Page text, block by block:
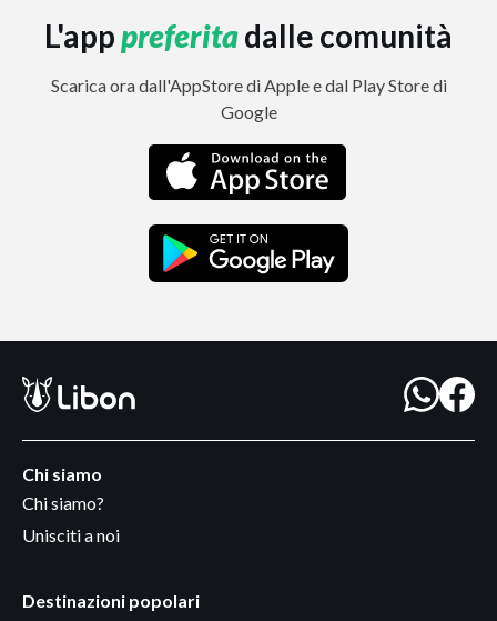
L'apppreferitadalle comunità
Scarica ora dall'AppStore di Apple e dal Play Store di
Google
Chi siamo
Chi siamo?
Unisciti a noi
Destinazioni popolari